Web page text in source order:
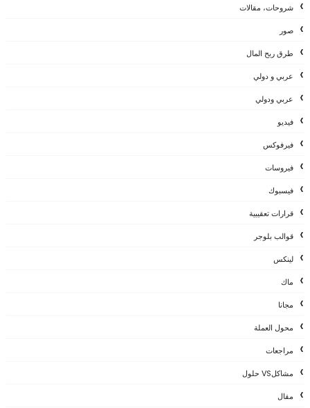
شروحات، مقالات
صور
طرق ربح المال
عربي و دولي
عربي ودولي
فيديو
فيرفوكس
فيروسات
فيسبوك
قرارات تعقيبية
قوالب بلوجر
لينكس
ماك
مجانا
محول العملة
مراجعات
مشاكلVS حلول
مقال